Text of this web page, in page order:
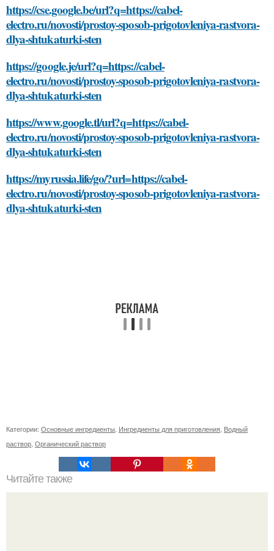
https://cse.google.be/url?q=https://cabel-
electro.ru/novosti/prostoy-sposob-prigotovleniya-rastvora-
dlya-shtukaturki-sten
https://google.je/url?q=https://cabel-
electro.ru/novosti/prostoy-sposob-prigotovleniya-rastvora-
dlya-shtukaturki-sten
https://www.google.tl/url?q=https://cabel-
electro.ru/novosti/prostoy-sposob-prigotovleniya-rastvora-
dlya-shtukaturki-sten
https://myrussia.life/go/?url=https://cabel-
electro.ru/novosti/prostoy-sposob-prigotovleniya-rastvora-
dlya-shtukaturki-sten
Категории: Основные ингредиенты Ингредиенты для приготовления Водный
раствор Органический раствор
Читайте также